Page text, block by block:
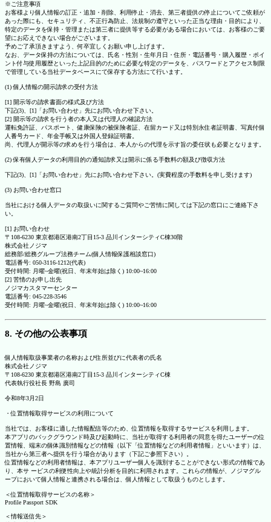
※ご注意事項
お客様より個人情報の訂正・追加・削除、利用停止・消去、第三者提供の停止についてご依頼が
あった際にも、セキュリティ、不正行為防止、法規制の遵守といった正当な理由・目的により、
特定のデータを保持・管理または第三者に提供等する必要がある場合においては、お客様のご要
望にお応えできない場合がございます。
予めご了承頂きますよう、何卒宜しくお願い申し上げます。
なお、データ保持の方法については、氏名・性別・生年月日・住所・電話番号・購入履歴・ポイ
ント付与使用履歴といった上記目的のために必要な特定のデータを、パスワードとアクセス制限
で管理している当社データベースにて保存する方法にて行います。
(1) 個人情報の開示請求の受付方法
[1] 開示等の請求書面の様式及び方法
下記(3)、[1]「お問い合わせ」先にお問い合わせ下さい。
[2] 開示等の請求を行う者の本人又は代理人の確認方法
運転免許証、パスポート、健康保険の被保険者証、在留カード又は特別永住者証明書、写真付個
人番号カード、年金手帳又は外国人登録証明書。
尚、代理人が開示等の求めを行う場合は、本人からの代理を示す旨の委任状も必要となります。
(2) 保有個人データの利用目的の通知請求又は開示に係る手数料の額及び徴収方法
下記(3)、[1]「お問い合わせ」先にお問い合わせ下さい。(実費程度の手数料を申し受けます)
(3) お問い合わせ窓口
当社における個人データの取扱いに関するご質問やご苦情に関しては下記の窓口にご連絡下さ
い。
[1] お問い合わせ
〒108-6230 東京都港区港南2丁目15-3 品川インターシティC棟30階
株式会社ノジマ
総務部/総務グループ法務チーム(個人情報保護相談窓口)
電話番号: 050-3116-1212(代表)
受付時間: 月曜~金曜(祝日、年末年始は除く) 10:00~16:00
[2] 苦情のお申し出先
ノジマカスタマーセンター
電話番号: 045-228-3546
受付時間: 月曜~金曜(祝日、年末年始は除く) 10:00~16:00
8. その他の公表事項
個人情報取扱事業者の名称および住所並びに代表者の氏名
株式会社ノジマ
〒108-6230 東京都港区港南2丁目15-3 品川インターシティC棟
代表執行役社長 野島 廣司
令和8年3月2日
・位置情報取得サービスの利用について
当社では、お客様に適した情報配信等のため、位置情報を取得するサービスを利用します。
本アプリのバックグラウンド時及び起動時に、当社が取得する利用者の同意を得たユーザーの位
置情報、端末の個体識別情報などの情報（以下「位置情報などの利用者情報」といいます）は、
当社から第三者へ提供を行う場合があります（下記ご参照下さい）。
位置情報などの利用者情報は、本アプリユーザー個人を識別することができない形式の情報であ
り、本サ ービスの利便性向上や統計分析を目的に利用されます。これらの情報が、ノジマグル
ープにおいて個人情報と連携される場合は、個人情報として取扱うものとします。
＜位置情報取得サービスの名称＞
Profile Passport SDK
＜情報送信先＞